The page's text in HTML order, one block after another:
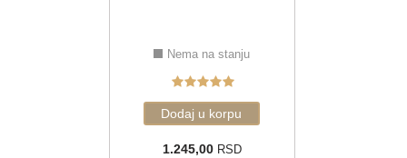
Nema na stanju
1.245,00RSD